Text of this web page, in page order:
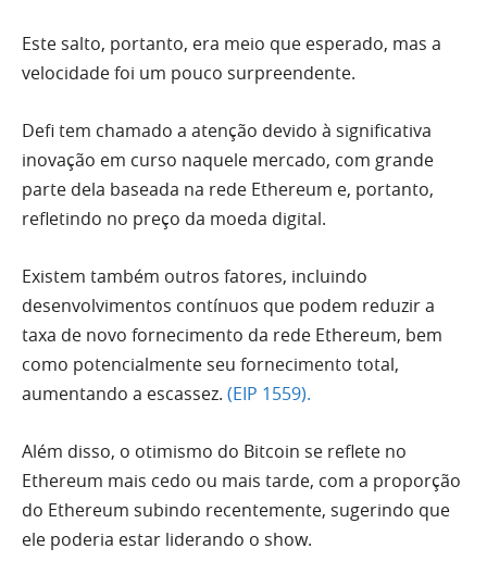
Este salto, portanto, era meio que esperado, mas a
velocidade foi um pouco surpreendente.
Defi tem chamado a atenção devido à significativa
inovação em curso naquele mercado, com grande
parte dela baseada na rede Ethereum e, portanto,
refletindo no preço da moeda digital.
Existem também outros fatores, incluindo
desenvolvimentos contínuos que podem reduzir a
taxa de novo fornecimento da rede Ethereum, bem
como potencialmente seu fornecimento total,
aumentando a escassez. (EIP 1559).
Além disso, o otimismo do Bitcoin se reflete no
Ethereum mais cedo ou mais tarde, com a proporção
do Ethereum subindo recentemente, sugerindo que
ele poderia estar liderando o show.